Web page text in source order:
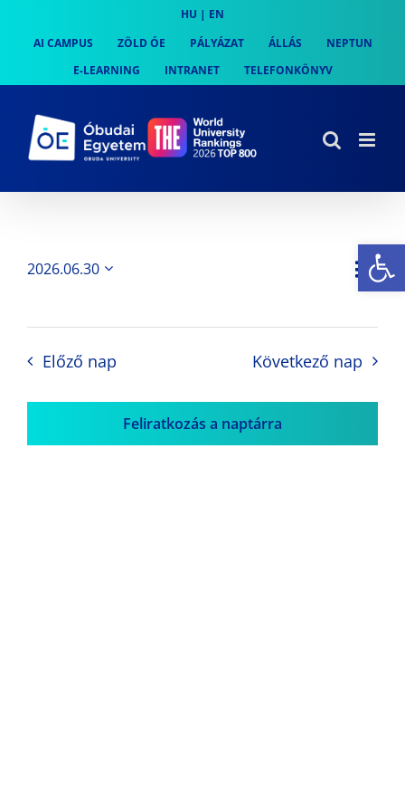
content
HU | EN
AI CAMPUS
ZÖLD ÓE PÁLYÁZAT ÁLLÁS
NEPTUN
E-LEARNING
INTRANET TELEFONKÖNYV
Nap
2026.06.30
Előző nap Következő nap
Feliratkozás a naptárra